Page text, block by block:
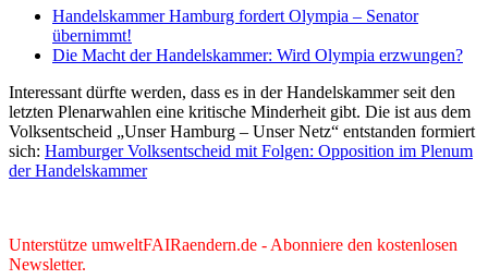
Handelskammer Hamburg fordert Olympia – Senator
übernimmt!
Die Macht der Handelskammer: Wird Olympia erzwungen?
Interessant dürfte werden, dass es in der Handelskammer seit den
letzten Plenarwahlen eine kritische Minderheit gibt. Die ist aus dem
Volksentscheid „Unser Hamburg – Unser Netz“ entstanden formiert
sich: Hamburger Volksentscheid mit Folgen: Opposition im Plenum
der Handelskammer
Unterstütze umweltFAIRaendern.de - Abonniere den kostenlosen
Newsletter.